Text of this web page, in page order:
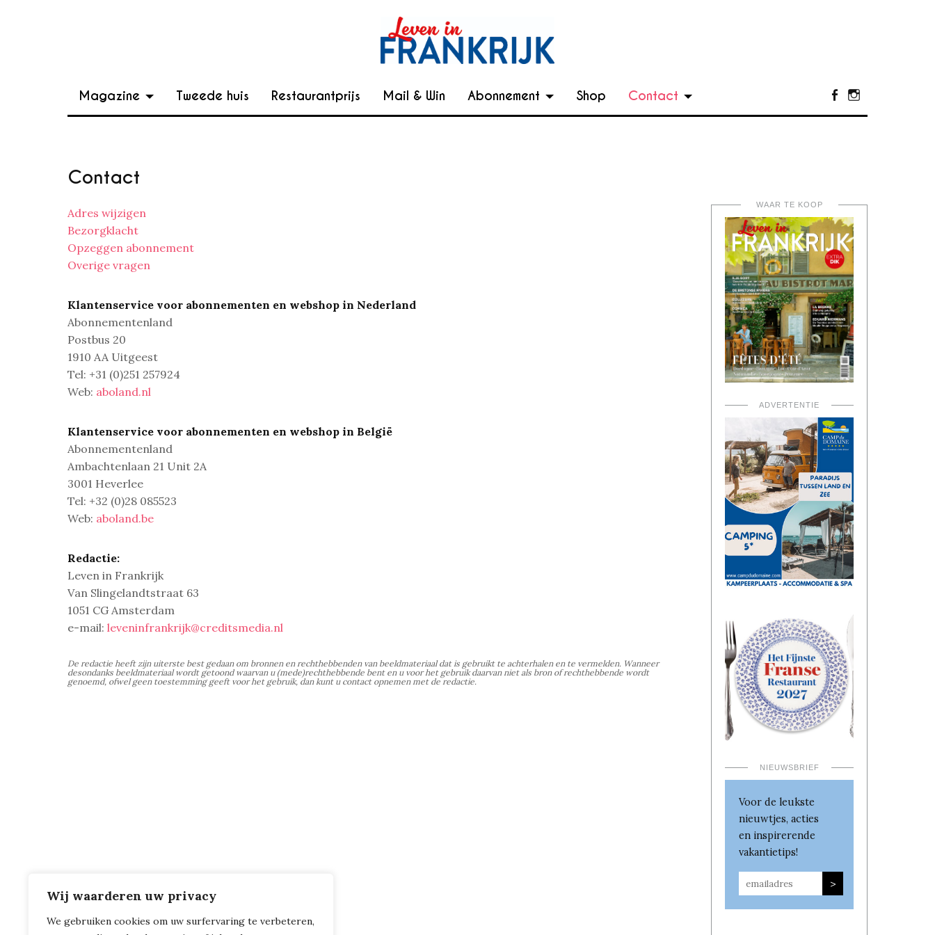
Wij waarderen uw privacy
We gebruiken cookies om uw surfervaring te verbeteren,
Magazine Tweede huis Restaurantprijs Mail & Win Abonnement Shop Contact Facebook
Contact
Adres wijzigen
Bezorgklacht
Opzeggen abonnement
Overige vragen
Klantenservice voor abonnementen en webshop in Nederland
Abonnementenland
Postbus 20
1910 AA Uitgeest
Tel: +31 (0)251 257924
Web: aboland.nl
Klantenservice voor abonnementen en webshop in België
Abonnementenland
Ambachtenlaan 21 Unit 2A
3001 Heverlee
Tel: +32 (0)28 085523
Web: aboland.be
Redactie:
Leven in Frankrijk
Van Slingelandtstraat 63
1051 CG Amsterdam
e-mail: leveninfrankrijk@creditsmedia.nl
De redactie heeft zijn uiterste best gedaan om bronnen en rechthebbenden van beeldmateriaal dat is gebruikt te achterhalen en te vermelden. Wanneer
desondanks beeldmateriaal wordt getoond waarvan u (mede)rechthebbende bent en u voor het gebruik daarvan niet als bron of rechthebbende wordt
genoemd, ofwel geen toestemming geeft voor het gebruik, dan kunt u contact opnemen met de redactie.
WAAR TE KOOP
ADVERTENTIE
NIEUWSBRIEF
Voor de leukste
nieuwtjes, acties
en inspirerende
vakantietips!